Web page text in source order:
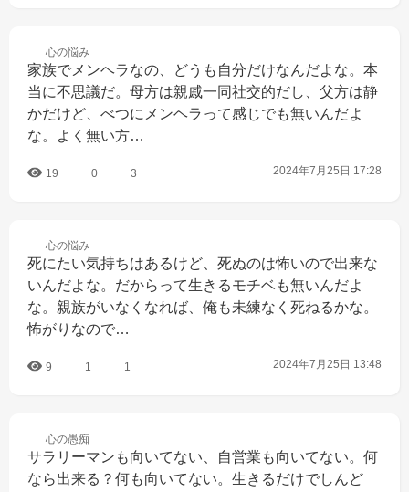
心の悩み
家族でメンヘラなの、どうも自分だけなんだよな。本
当に不思議だ。母方は親戚一同社交的だし、父方は静
かだけど、べつにメンヘラって感じでも無いんだよ
な。よく無い方…
19 0 3 2024年7月25日 17:28
心の悩み
死にたい気持ちはあるけど、死ぬのは怖いので出来な
いんだよな。だからって生きるモチベも無いんだよ
な。親族がいなくなれば、俺も未練なく死ねるかな。
怖がりなので…
9 1 1 2024年7月25日 13:48
心の愚痴
サラリーマンも向いてない、自営業も向いてない。何
なら出来る？何も向いてない。生きるだけでしんど